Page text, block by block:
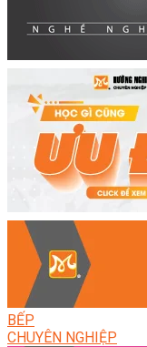
BẾP
CHUYÊN NGHIỆP